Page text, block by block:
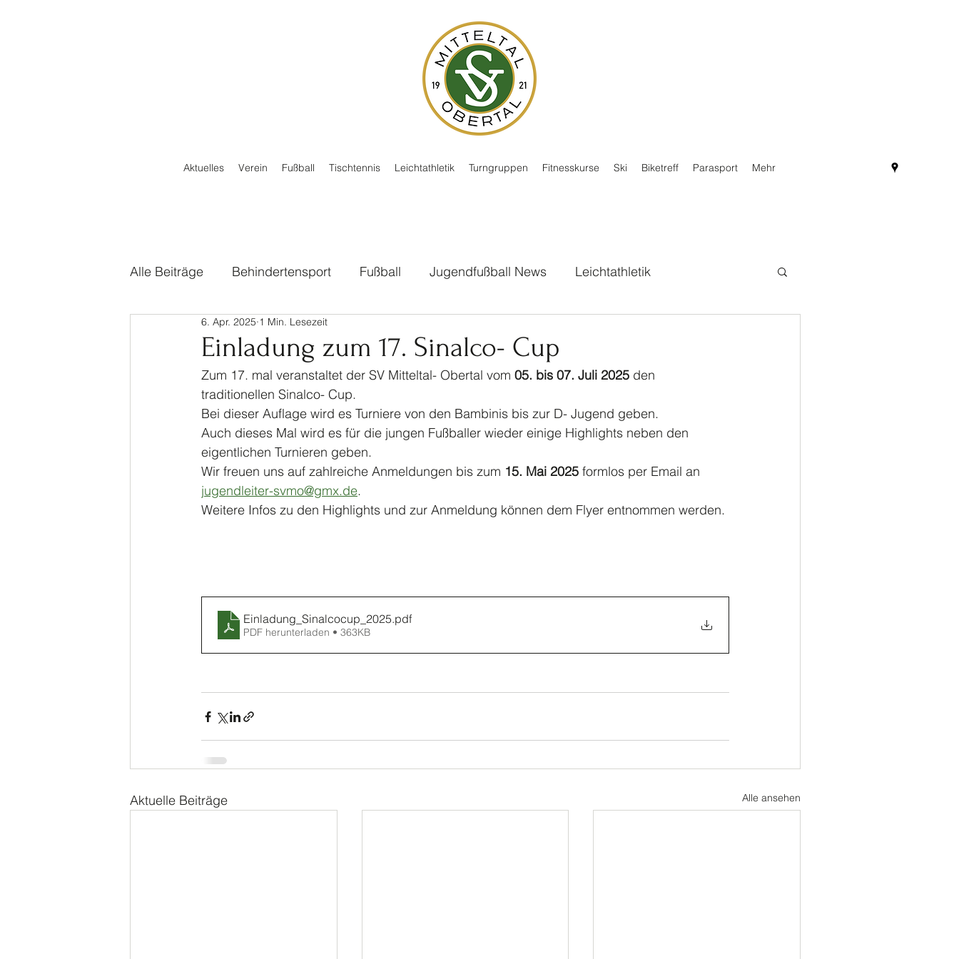
Aktuelles Verein Fußball Tischtennis Leichtathletik Turngruppen Fitnesskurse Ski Biketreff Parasport Mehr
Alle Beiträge Behindertensport Fußball Jugendfußball News Leichtathletik
Sinalco Cup 2020 Tischtennis
Allgemein Parasport Kinderturnen Jahrhundertspiel Bike
Einladung zum 17. Sinalco- Cup
6. Apr. 2025 1 Min. Lesezeit
Zum 17. mal veranstaltet der SV Mitteltal- Obertal vom 05. bis 07. Juli 2025 den
traditionellen Sinalco- Cup.
Bei dieser Auflage wird es Turniere von den Bambinis bis zur D- Jugend geben.
Auch dieses Mal wird es für die jungen Fußballer wieder einige Highlights neben den
eigentlichen Turnieren geben.
Wir freuen uns auf zahlreiche Anmeldungen bis zum 15. Mai 2025 formlos per Email an
jugendleiter-svmo@gmx.de.
Weitere Infos zu den Highlights und zur Anmeldung können dem Flyer entnommen werden.
Einladung_Sinalcocup_2025.pdf
PDF herunterladen • 363KB
Aktuelle Beiträge Alle ansehen